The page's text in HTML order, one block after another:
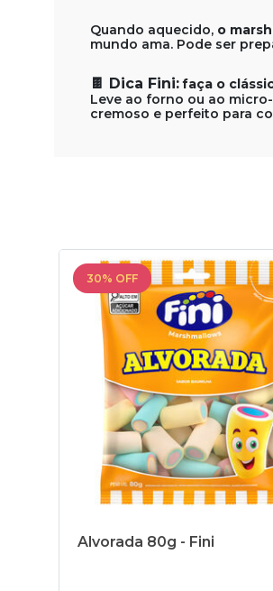
Quando aquecido, o
mundo ama. Pode ser
🍫 Dica Fini:faça o
Leve ao forno ou ao
cremoso e perfeito para
30% OFF
Alvorada 80g - Fini